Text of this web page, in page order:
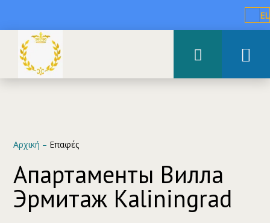
EL
Αρχική – Επαφές
Апартаменты Вилла
Эрмитаж Kaliningrad